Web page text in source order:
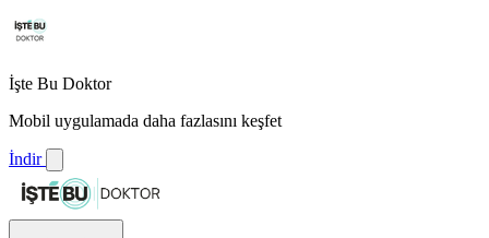
İşte Bu Doktor
Mobil uygulamada daha fazlasını keşfet
İndir